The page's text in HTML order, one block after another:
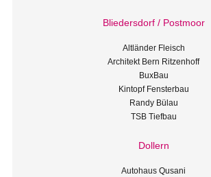
Bliedersdorf / Postmoor
Altländer Fleisch
Architekt Bern Ritzenhoff
BuxBau
Kintopf Fensterbau
Randy Bülau
TSB Tiefbau
Dollern
Autohaus Qusani